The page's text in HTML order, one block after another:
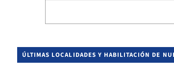
ÚLTIMAS LOCALIDADES Y HABILITACIÓN DE